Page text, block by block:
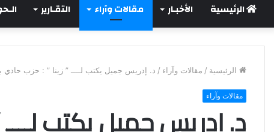
الرئيسية الأخبـار مقالات وآراء التقـارير
الرئيسية / مقالات وآراء / د. إدريس جميل يكتب لــــ ” زينا ” : حزب حادي
مقالات وآراء
د. إدريس جميل يكتب